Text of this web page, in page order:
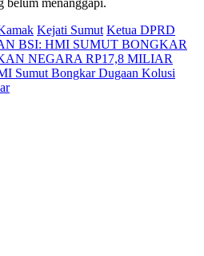
belum menanggapi.
Kejati Sumut Ketua DPRD
Sumut Bongkar Dugaan Kolusi